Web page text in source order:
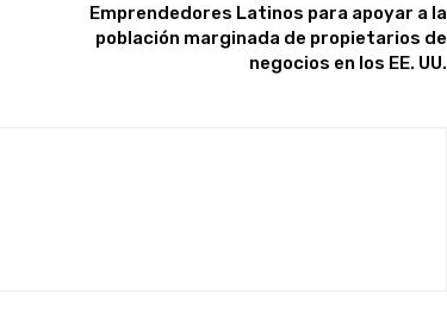
Emprendedores Latinos para apoyar a la
población marginada de propietarios de
negocios en los EE. UU.